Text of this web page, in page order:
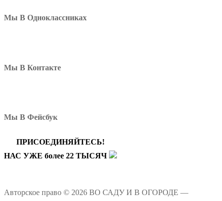
Мы В Одноклассниках
Мы В Контакте
Мы В Фейсбук
ПРИСОЕДИНЯЙТЕСЬ!
НАС УЖЕ более 22 ТЫСЯЧ
Авторское право © 2026 ВО САДУ И В ОГОРОДЕ —